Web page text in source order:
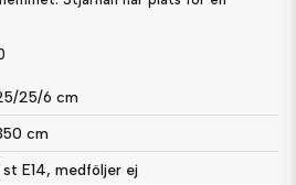
25/6 cm
cm
st E14, medföljer ej